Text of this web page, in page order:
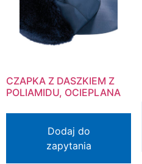
CZAPKA Z DASZKIEM Z
POLIAMIDU, OCIEPLANA
Dodaj do
zapytania